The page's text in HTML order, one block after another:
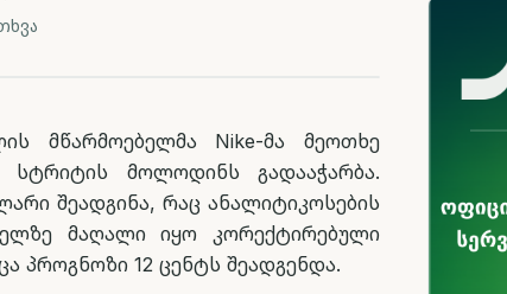
მწარმოებელმა Nike-მა მეოთხე
მოლოდინს გადააჭარბა.
შეადგინა, რაც ანალიტიკოსების
მაღალი იყო კორექტირებული
პროგნოზი 12 ცენტს შეადგენდა.